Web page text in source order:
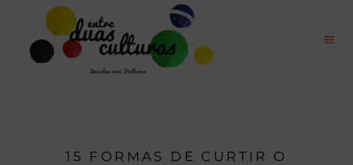
15 FORMAS DE CURTIR O